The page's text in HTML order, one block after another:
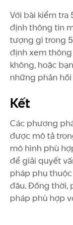
Với bài kiểm tra
định thông tin
tượng gì trong
định xem
không, hoặc
những phản
Kết
Các phương
được mô tả
mô hình phù
để giải quyết
pháp phụ
đâu. Đồng thời,
pháp phù hợp